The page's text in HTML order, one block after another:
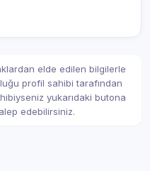
elde edilen bilgilerle
profil sahibi tarafından
yukarıdaki butona
edebilirsiniz.